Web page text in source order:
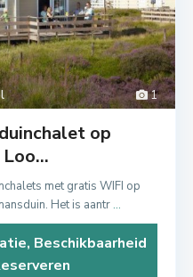
1
op
met gratis WIFI op
Het is aantr...
Beschikbaarheid